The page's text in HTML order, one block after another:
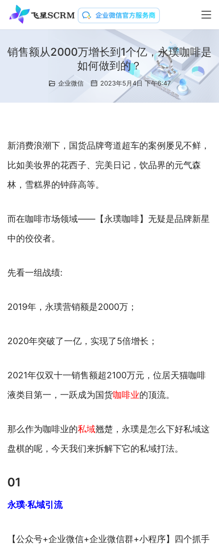
销售额从2000万增长到1个亿，永璞咖啡是
如何做到的？
企业微信 2023年5月4日 下午6:47
新消费浪潮下，国货品牌弯道超车的案例屡见不鲜，
比如美妆界的花西子、完美日记，饮品界的元气森
林，雪糕界的钟薛高等。
而在咖啡市场领域——【永璞咖啡】无疑是品牌新星
中的佼佼者。
先看一组战绩:
2019年，永璞营销额是2000万；
2020年突破了一亿，实现了5倍增长；
2021年仅双十一销售额超2100万元，位居天猫咖啡
液类目第一，一跃成为国货咖啡业的顶流。
那么作为咖啡业的私域翘楚，永璞是怎么下好私域这
盘棋的呢，今天我们来拆解下它的私域打法。
01
永璞·私域引流
【公众号+企业微信+企业微信群+小程序】四个抓手